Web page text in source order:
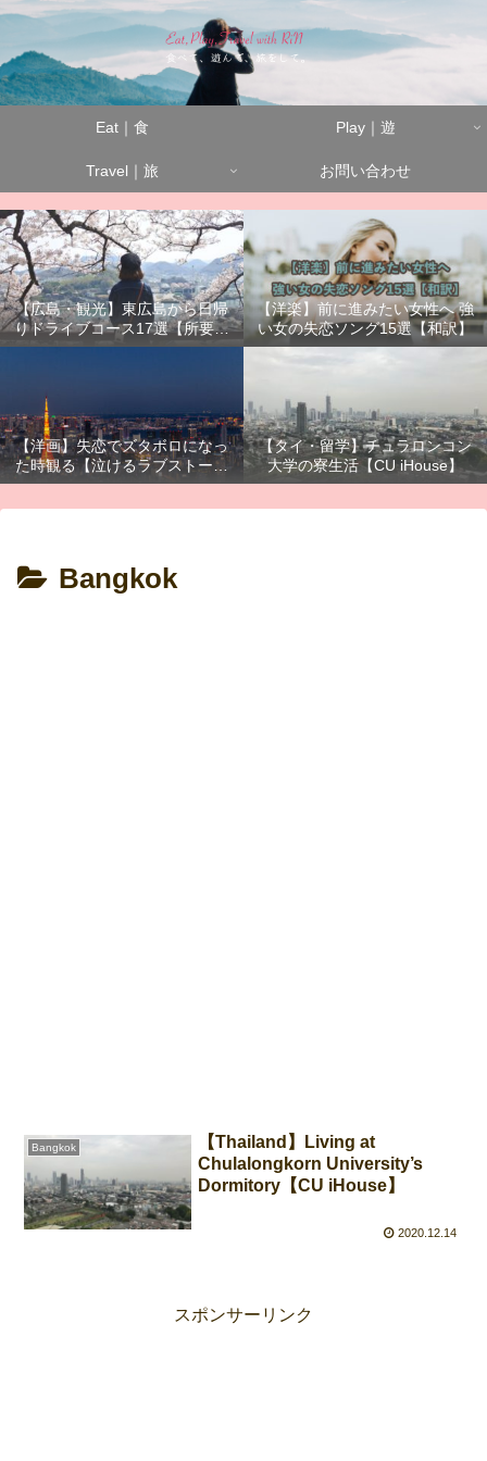
Eat｜食 Play｜遊
Travel｜旅 お問い合わせ
【広島・観光】東広島から日帰
りドライブコース17選【所要時
間別】
【洋楽】前に進みたい女性へ 強
い女の失恋ソング15選【和訳】
【洋画】失恋でズタボロになっ
た時観る【泣けるラブストーリ
ーまとめ】
【タイ・留学】チュラロンコン
大学の寮生活【CU iHouse】
Bangkok
Bangkok
【Thailand】Living at
Chulalongkorn University’s
Dormitory【CU iHouse】
2020.12.14
スポンサーリンク